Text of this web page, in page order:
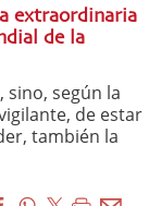
extraordinaria
de la
sino, según la
de estar
también la